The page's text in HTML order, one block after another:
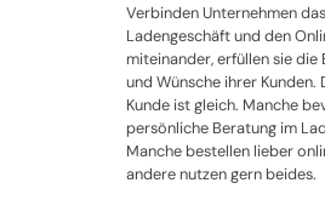
Verbinden Unternehmen das
Ladengeschäft und den
miteinander, erfüllen sie die
und Wünsche ihrer Kunden.
Kunde ist gleich. Manche
persönliche Beratung im
Manche bestellen lieber
andere nutzen gern beides.